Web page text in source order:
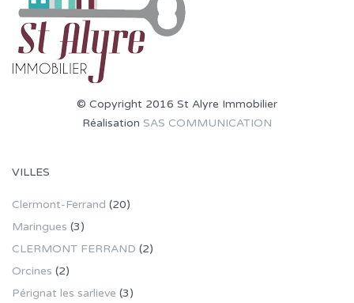
© Copyright 2016 St Alyre Immobilier
Réalisation SAS COMMUNICATION
VILLES
Clermont-Ferrand (20)
Maringues (3)
CLERMONT FERRAND (2)
Orcines (2)
Pérignat les sarlieve (3)